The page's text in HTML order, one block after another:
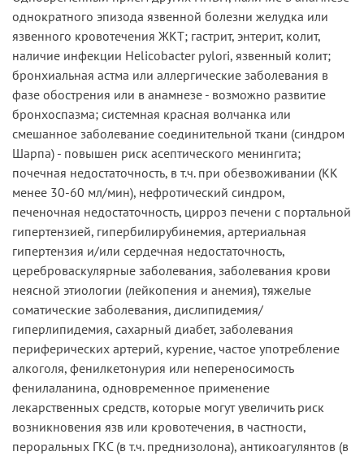
однократного эпизода язвенной болезни желудка или
язвенного кровотечения ЖКТ; гастрит, энтерит, колит,
наличие инфекции Helicobacter pylori, язвенный колит;
бронхиальная астма или аллергические заболевания в
фазе обострения или в анамнезе - возможно развитие
бронхоспазма; системная красная волчанка или
смешанное заболевание соединительной ткани (синдром
Шарпа) - повышен риск асептического менингита;
почечная недостаточность, в т.ч. при обезвоживании (КК
менее 30-60 мл/мин), нефротический синдром,
печеночная недостаточность, цирроз печени с портальной
гипертензией, гипербилирубинемия, артериальная
гипертензия и/или сердечная недостаточность,
цереброваскулярные заболевания, заболевания крови
неясной этиологии (лейкопения и анемия), тяжелые
соматические заболевания, дислипидемия/
гиперлипидемия, сахарный диабет, заболевания
периферических артерий, курение, частое употребление
алкоголя, фенилкетонурия или непереносимость
фенилаланина, одновременное применение
лекарственных средств, которые могут увеличить риск
возникновения язв или кровотечения, в частности,
пероральных ГКС (в т.ч. преднизолона), антикоагулянтов (в